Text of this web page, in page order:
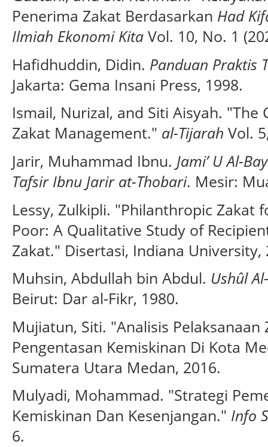
Penerima Zakat Berdasarkan Had
Ilmiah Ekonomi Kita Vol. 10, No. 1
Hafidhuddin, Didin. Panduan Praktis
Jakarta: Gema Insani Press, 1998.
Ismail, Nurizal, and Siti Aisyah. "The
Zakat Management." al-Tijarah Vol.
Jarir, Muhammad Ibnu. Jami’ U Al-
Tafsir Ibnu Jarir at-Thobari. Mesir:
Lessy, Zulkipli. "Philanthropic Zakat
Poor: A Qualitative Study of
Zakat." Disertasi, Indiana University,
Muhsin, Abdullah bin Abdul. Ushûl
Beirut: Dar al-Fikr, 1980.
Mujiatun, Siti. "Analisis Pelaksanaan
Pengentasan Kemiskinan Di Kota
Sumatera Utara Medan, 2016.
Mulyadi, Mohammad. "Strategi
Kemiskinan Dan Kesenjangan." Info
6.